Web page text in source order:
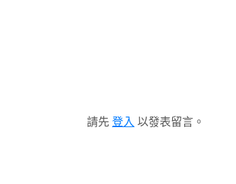
請先 登入 以發表留言。